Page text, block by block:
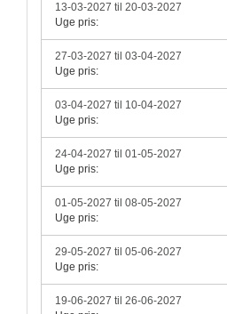
13-03-2027 til 20-03-2027
Uge pris:
27-03-2027 til 03-04-2027
Uge pris:
03-04-2027 til 10-04-2027
Uge pris:
24-04-2027 til 01-05-2027
Uge pris:
01-05-2027 til 08-05-2027
Uge pris:
29-05-2027 til 05-06-2027
Uge pris:
19-06-2027 til 26-06-2027